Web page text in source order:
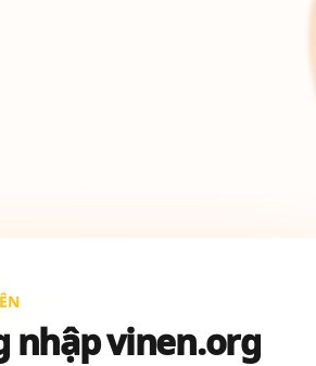
nhập vinen.org